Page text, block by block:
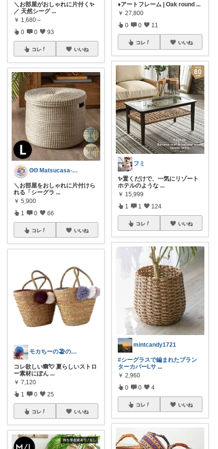
＼お部屋がおしゃれに片付く✨
／ 天然シーグ ...
￥ 1,680～
0 0 93
コレ いいね
ʘʘ Matsucasa-TooL ʘʘ
＼お部屋をおしゃれに片付けら
れる「シーグラ ...
￥ 5,900
1 0 66
コレ いいね
モカちーの🏖️のんびりライフ🐈✨
コレ欲しい🙈💘 夏らしいストロ
ー素材にぽん ...
￥ 7,120
1 0 25
コレ いいね
♦アートフレーム | Oak round ...
￥ 27,800
0 0 11
コレ いいね
フミ
✨置くだけで、一気にリゾート
ホテルのような ...
￥ 15,999
1 1 124
コレ いいね
mintcandy1721
#シーグラスで編まれたプラン
ターカバーLサ ...
￥ 2,960
0 0 4
コレ いいね